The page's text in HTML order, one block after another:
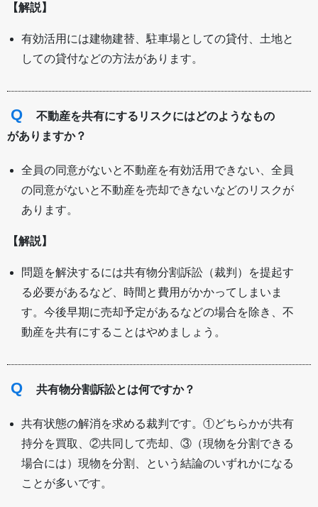
【解説】
有効活用には建物建替、駐車場としての貸付、土地と
しての貸付などの方法があります。
Q
不動産を共有にするリスクにはどのようなもの
がありますか？
全員の同意がないと不動産を有効活用できない、全員
の同意がないと不動産を売却できないなどのリスクが
あります。
【解説】
問題を解決するには共有物分割訴訟（裁判）を提起す
る必要があるなど、時間と費用がかかってしまいま
す。今後早期に売却予定があるなどの場合を除き、不
動産を共有にすることはやめましょう。
Q 共有物分割訴訟とは何ですか？
共有状態の解消を求める裁判です。①どちらかが共有
持分を買取、②共同して売却、③（現物を分割できる
場合には）現物を分割、という結論のいずれかになる
ことが多いです。